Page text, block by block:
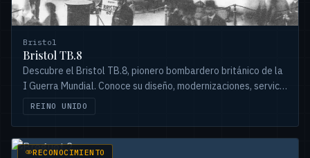
Bristol
Bristol TB.8
Descubre el Bristol TB.8, pionero bombardero británico de la
I Guerra Mundial. Conoce su diseño, modernizaciones, servicio
y legado en la aviación militar temprana.
REINO UNIDO
RECONOCIMIENTO